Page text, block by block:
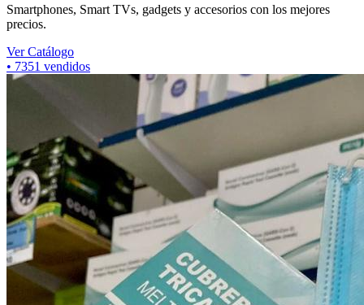
Smartphones, Smart TVs, gadgets y accesorios con los mejores
precios.
Ver Catálogo
• 7351 vendidos